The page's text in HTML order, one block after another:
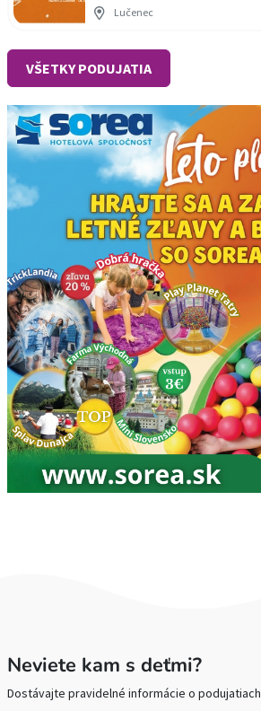
Lučenec
VŠETKY PODUJATIA
Neviete kam s deťmi?
Dostávajte pravidelné informácie o podujatiach